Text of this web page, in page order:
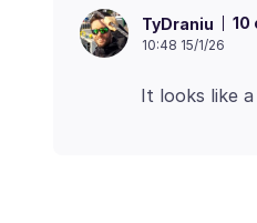
TyDraniu 10
10:48 15/1/26